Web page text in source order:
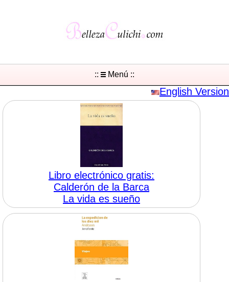
:: Menú ::
English Version
Libro electrónico gratis:
Calderón de la Barca
La vida es sueño